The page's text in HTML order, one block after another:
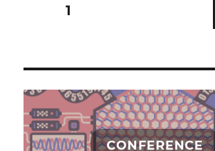
really
Posts
PAGE1
CONFERENCE